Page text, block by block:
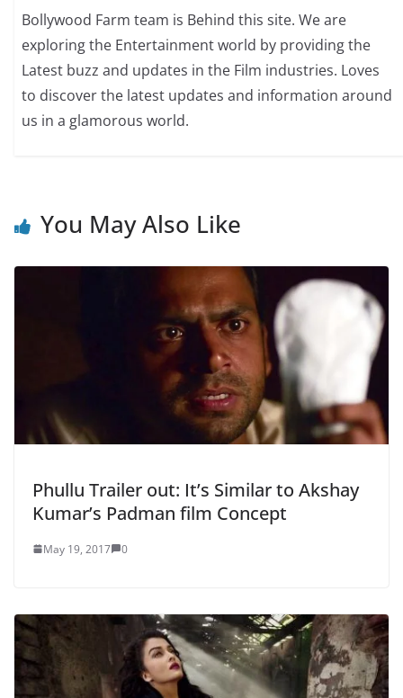
Bollywood Farm team is Behind this site. We are
exploring the Entertainment world by providing the
Latest buzz and updates in the Film industries. Loves
to discover the latest updates and information around
us in a glamorous world.
You May Also Like
Phullu Trailer out: It’s Similar to Akshay
Kumar’s Padman film Concept
May 19, 2017 0